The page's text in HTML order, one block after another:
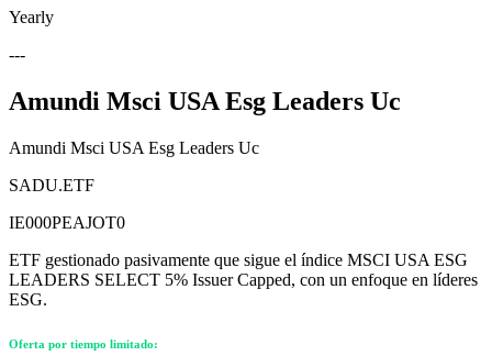
Yearly
---
Amundi Msci USA Esg Leaders Uc
Amundi Msci USA Esg Leaders Uc
SADU.ETF
IE000PEAJOT0
ETF gestionado pasivamente que sigue el índice MSCI USA ESG
LEADERS SELECT 5% Issuer Capped, con un enfoque en líderes
ESG.
Oferta por tiempo limitado: